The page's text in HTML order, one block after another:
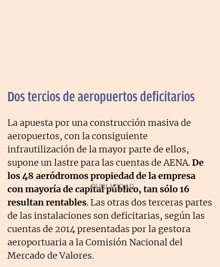
Dos tercios de aeropuertos deficitarios
La apuesta por una construcción masiva de
aeropuertos, con la consiguiente
infrautilización de la mayor parte de ellos,
supone un lastre para las cuentas de AENA.De
los 48 aeródromos propiedad de la empresa
con mayoría de capital público, tan sólo 16
resultan rentables. Las otras dos terceras partes
de las instalaciones son deficitarias, según las
cuentas de 2014 presentadas por la gestora
aeroportuaria a la Comisión Nacional del
Mercado de Valores.